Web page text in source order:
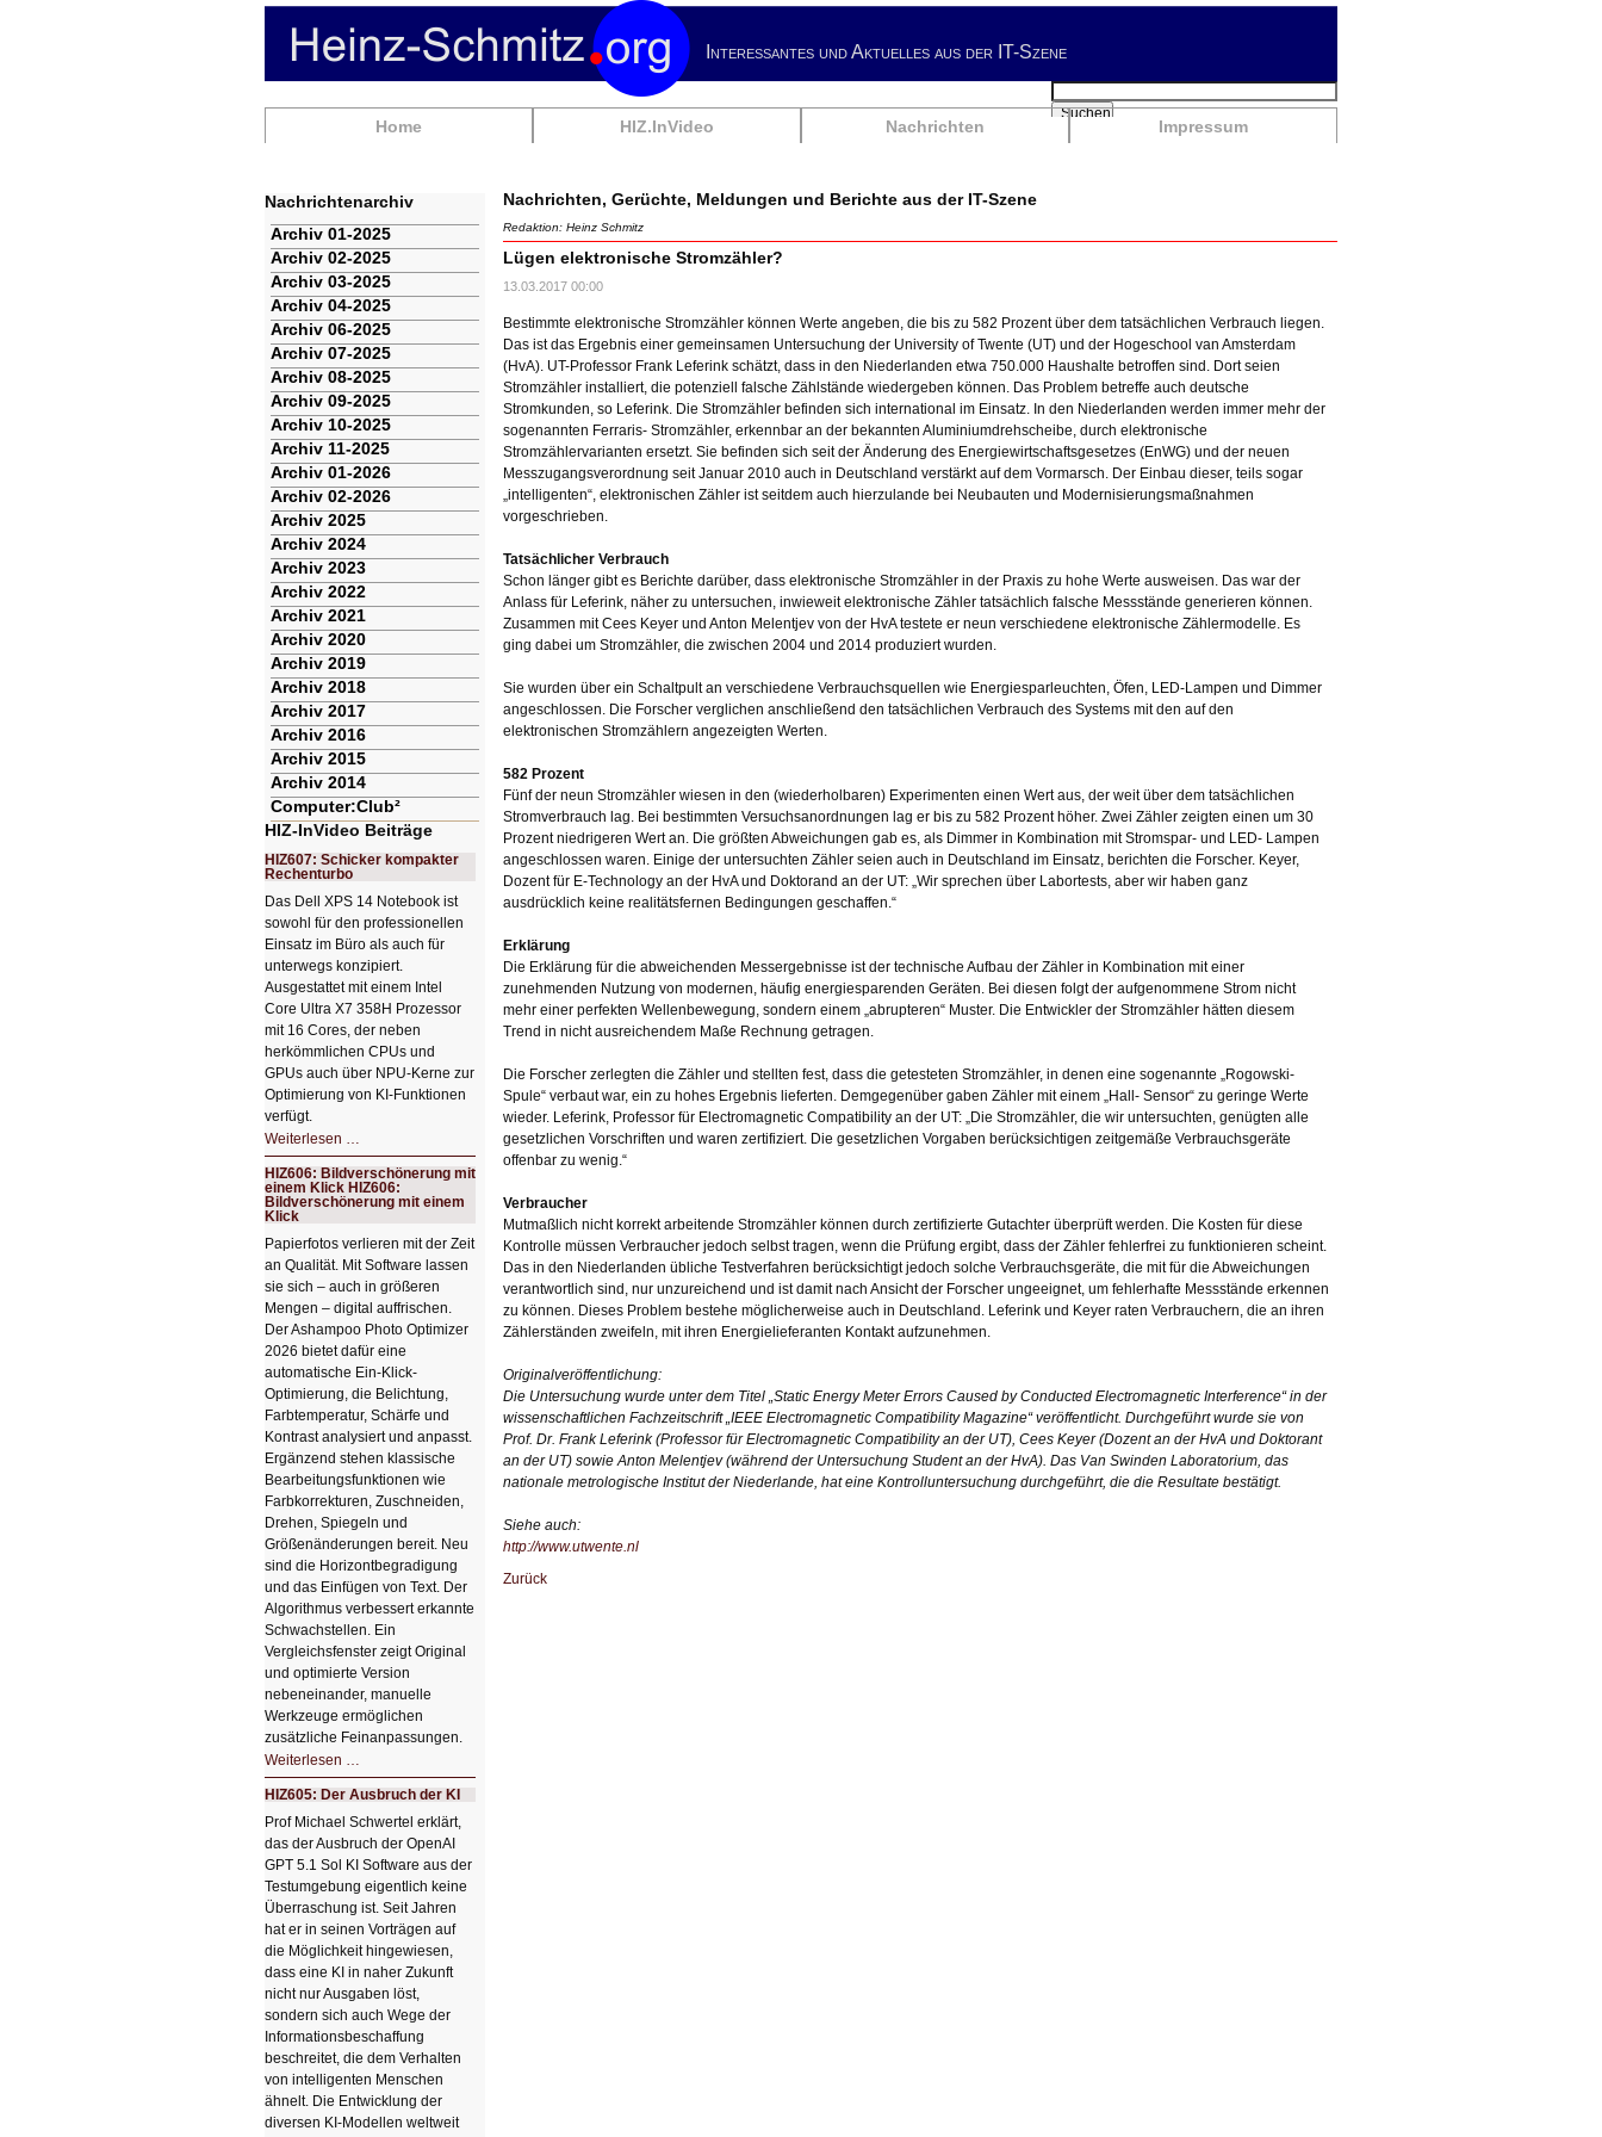
Interessantes und Aktuelles aus der IT-Szene
Navigation
Home HIZ.InVideo Nachrichten Impressum
Suchbegriffe
Suchen
Nachrichten, Gerüchte, Meldungen und Berichte aus der IT-Szene
Redaktion: Heinz Schmitz
Lügen elektronische Stromzähler?
13.03.2017 00:00
Bestimmte elektronische Stromzähler können Werte angeben, die bis zu 582 Prozent über dem tatsächlichen Verbrauch liegen.
Das ist das Ergebnis einer gemeinsamen Untersuchung der University of Twente (UT) und der Hogeschool van Amsterdam
(HvA). UT-Professor Frank Leferink schätzt, dass in den Niederlanden etwa 750.000 Haushalte betroffen sind. Dort seien
Stromzähler installiert, die potenziell falsche Zählstände wiedergeben können. Das Problem betreffe auch deutsche
Stromkunden, so Leferink. Die Stromzähler befinden sich international im Einsatz. In den Niederlanden werden immer mehr der
sogenannten Ferraris- Stromzähler, erkennbar an der bekannten Aluminiumdrehscheibe, durch elektronische
Stromzählervarianten ersetzt. Sie befinden sich seit der Änderung des Energiewirtschaftsgesetzes (EnWG) und der neuen
Messzugangsverordnung seit Januar 2010 auch in Deutschland verstärkt auf dem Vormarsch. Der Einbau dieser, teils sogar
„intelligenten“, elektronischen Zähler ist seitdem auch hierzulande bei Neubauten und Modernisierungsmaßnahmen
vorgeschrieben.
Tatsächlicher Verbrauch
Schon länger gibt es Berichte darüber, dass elektronische Stromzähler in der Praxis zu hohe Werte ausweisen. Das war der
Anlass für Leferink, näher zu untersuchen, inwieweit elektronische Zähler tatsächlich falsche Messstände generieren können.
Zusammen mit Cees Keyer und Anton Melentjev von der HvA testete er neun verschiedene elektronische Zählermodelle. Es
ging dabei um Stromzähler, die zwischen 2004 und 2014 produziert wurden.
Sie wurden über ein Schaltpult an verschiedene Verbrauchsquellen wie Energiesparleuchten, Öfen, LED-Lampen und Dimmer
angeschlossen. Die Forscher verglichen anschließend den tatsächlichen Verbrauch des Systems mit den auf den
elektronischen Stromzählern angezeigten Werten.
582 Prozent
Fünf der neun Stromzähler wiesen in den (wiederholbaren) Experimenten einen Wert aus, der weit über dem tatsächlichen
Stromverbrauch lag. Bei bestimmten Versuchsanordnungen lag er bis zu 582 Prozent höher. Zwei Zähler zeigten einen um 30
Prozent niedrigeren Wert an. Die größten Abweichungen gab es, als Dimmer in Kombination mit Stromspar- und LED- Lampen
angeschlossen waren. Einige der untersuchten Zähler seien auch in Deutschland im Einsatz, berichten die Forscher. Keyer,
Dozent für E-Technology an der HvA und Doktorand an der UT: „Wir sprechen über Labortests, aber wir haben ganz
ausdrücklich keine realitätsfernen Bedingungen geschaffen.“
Erklärung
Die Erklärung für die abweichenden Messergebnisse ist der technische Aufbau der Zähler in Kombination mit einer
zunehmenden Nutzung von modernen, häufig energiesparenden Geräten. Bei diesen folgt der aufgenommene Strom nicht
mehr einer perfekten Wellenbewegung, sondern einem „abrupteren“ Muster. Die Entwickler der Stromzähler hätten diesem
Trend in nicht ausreichendem Maße Rechnung getragen.
Die Forscher zerlegten die Zähler und stellten fest, dass die getesteten Stromzähler, in denen eine sogenannte „Rogowski-
Spule“ verbaut war, ein zu hohes Ergebnis lieferten. Demgegenüber gaben Zähler mit einem „Hall- Sensor“ zu geringe Werte
wieder. Leferink, Professor für Electromagnetic Compatibility an der UT: „Die Stromzähler, die wir untersuchten, genügten alle
gesetzlichen Vorschriften und waren zertifiziert. Die gesetzlichen Vorgaben berücksichtigen zeitgemäße Verbrauchsgeräte
offenbar zu wenig.“
Verbraucher
Mutmaßlich nicht korrekt arbeitende Stromzähler können durch zertifizierte Gutachter überprüft werden. Die Kosten für diese
Kontrolle müssen Verbraucher jedoch selbst tragen, wenn die Prüfung ergibt, dass der Zähler fehlerfrei zu funktionieren scheint.
Das in den Niederlanden übliche Testverfahren berücksichtigt jedoch solche Verbrauchsgeräte, die mit für die Abweichungen
verantwortlich sind, nur unzureichend und ist damit nach Ansicht der Forscher ungeeignet, um fehlerhafte Messstände erkennen
zu können. Dieses Problem bestehe möglicherweise auch in Deutschland. Leferink und Keyer raten Verbrauchern, die an ihren
Zählerständen zweifeln, mit ihren Energielieferanten Kontakt aufzunehmen.
Originalveröffentlichung:
Die Untersuchung wurde unter dem Titel „Static Energy Meter Errors Caused by Conducted Electromagnetic Interference“ in der
wissenschaftlichen Fachzeitschrift „IEEE Electromagnetic Compatibility Magazine“ veröffentlicht. Durchgeführt wurde sie von
Prof. Dr. Frank Leferink (Professor für Electromagnetic Compatibility an der UT), Cees Keyer (Dozent an der HvA und Doktorant
an der UT) sowie Anton Melentjev (während der Untersuchung Student an der HvA). Das Van Swinden Laboratorium, das
nationale metrologische Institut der Niederlande, hat eine Kontrolluntersuchung durchgeführt, die die Resultate bestätigt.
Siehe auch:
http://www.utwente.nl
Zurück
Nachrichtenarchiv
Navigation
überspringen
Archiv 01-2025
Archiv 02-2025
Archiv 03-2025
Archiv 04-2025
Archiv 06-2025
Archiv 07-2025
Archiv 08-2025
Archiv 09-2025
Archiv 10-2025
Archiv 11-2025
Archiv 01-2026
Archiv 02-2026
Archiv 2025
Archiv 2024
Archiv 2023
Archiv 2022
Archiv 2021
Archiv 2020
Archiv 2019
Archiv 2018
Archiv 2017
Archiv 2016
Archiv 2015
Archiv 2014
Computer:Club²
HIZ-InVideo Beiträge
HIZ607: Schicker kompakter
Rechenturbo
Das Dell XPS 14 Notebook ist
sowohl für den professionellen
Einsatz im Büro als auch für
unterwegs konzipiert.
Ausgestattet mit einem Intel
Core Ultra X7 358H Prozessor
mit 16 Cores, der neben
herkömmlichen CPUs und
GPUs auch über NPU-Kerne zur
Optimierung von KI-Funktionen
verfügt.
Weiterlesen …
Schicker
kompakter
Rechenturbo
HIZ606: Bildverschönerung mit
einem Klick HIZ606:
Bildverschönerung mit einem
Klick
Papierfotos verlieren mit der Zeit
an Qualität. Mit Software lassen
sie sich – auch in größeren
Mengen – digital auffrischen.
Der Ashampoo Photo Optimizer
2026 bietet dafür eine
automatische Ein-Klick-
Optimierung, die Belichtung,
Farbtemperatur, Schärfe und
Kontrast analysiert und anpasst.
Ergänzend stehen klassische
Bearbeitungsfunktionen wie
Farbkorrekturen, Zuschneiden,
Drehen, Spiegeln und
Größenänderungen bereit. Neu
sind die Horizontbegradigung
und das Einfügen von Text. Der
Algorithmus verbessert erkannte
Schwachstellen. Ein
Vergleichsfenster zeigt Original
und optimierte Version
nebeneinander, manuelle
Werkzeuge ermöglichen
zusätzliche Feinanpassungen.
Weiterlesen …
Bildverschönerung
mit
einem
Klick
HIZ606:
Bildverschönerung
mit
einem
Klick
HIZ605: Der Ausbruch der KI
Prof Michael Schwertel erklärt,
das der Ausbruch der OpenAI
GPT 5.1 Sol KI Software aus der
Testumgebung eigentlich keine
Überraschung ist. Seit Jahren
hat er in seinen Vorträgen auf
die Möglichkeit hingewiesen,
dass eine KI in naher Zukunft
nicht nur Ausgaben löst,
sondern sich auch Wege der
Informationsbeschaffung
beschreitet, die dem Verhalten
von intelligenten Menschen
ähnelt. Die Entwicklung der
diversen KI-Modellen weltweit